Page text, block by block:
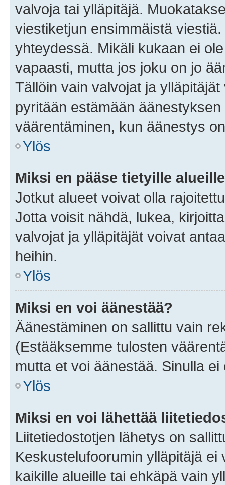
valvoja tai ylläpitäjä.
viestiketjun ensimmäistä
yhteydessä. Mikäli kukaan ei
vapaasti, mutta jos joku on jo
Tällöin vain valvojat ja
pyritään estämään
väärentäminen, kun äänestys
Ylös
Miksi en pääse tietyille
Jotkut alueet voivat olla
Jotta voisit nähdä, lukea,
valvojat ja ylläpitäjät voivat
heihin.
Ylös
Miksi en voi äänestää?
Äänestäminen on sallittu vain
(Estääksemme tulosten
mutta et voi äänestää. Sinulla
Ylös
Miksi en voi lähettää
Liitetiedostotjen lähetys on
Keskustelufoorumin ylläpitäjä
kaikille alueille tai ehkäpä vain